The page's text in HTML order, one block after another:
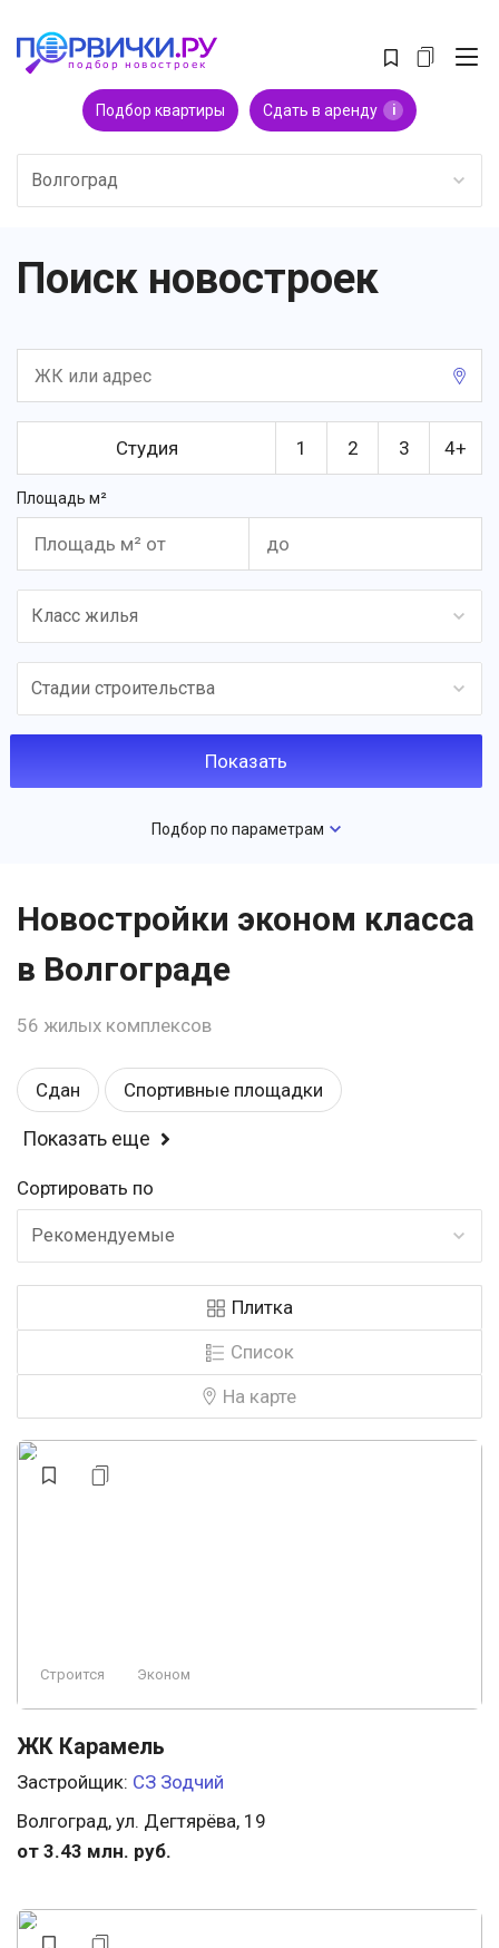
Подбор квартиры Сдать в аренду i
Волгоград
Поиск новостроек
Студия 1 2 3 4+
Площадь м²
Класс жилья
Стадии строительства
Подбор по параметрам
Новостройки эконом класса
в Волгограде
56 жилых комплексов
Сдан Спортивные площадки
Балкон или лоджия
Детские площадки Школа
Детский садик Эконом
У воды
Закрытая территория Панорамные окна
Строится Аптеки Видеонаблюдение
Элитный Премиум
Показать еще
Сортировать по
Рекомендуемые
Плитка
Список
На карте
Строится Эконом
ЖК Карамель
Застройщик: СЗ Зодчий
Волгоград, ул. Дегтярёва, 19
от 3.43 млн. руб.